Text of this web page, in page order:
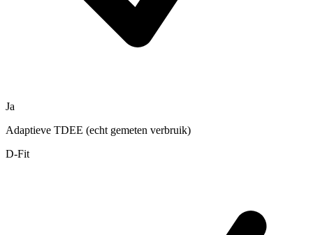
Ja
Adaptieve TDEE (echt gemeten verbruik)
D-Fit